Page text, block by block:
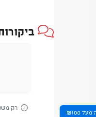
₪100
רק